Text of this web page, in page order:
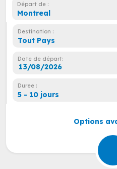
Départ de :
Montreal
Destination :
Tout Pays
Date de départ:
Duree :
5 - 10 jours
Options